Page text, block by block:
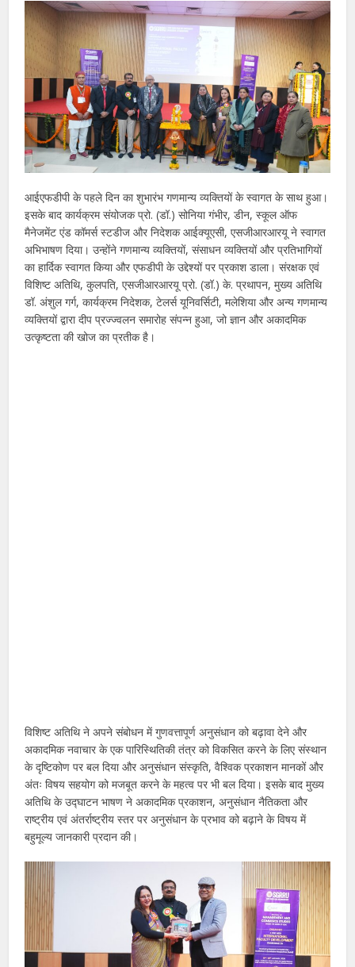
आईएफडीपी के पहले दिन का शुभारंभ गणमान्य व्यक्तियों के स्वागत के साथ हुआ।
इसके बाद कार्यक्रम संयोजक प्रो. (डॉ.) सोनिया गंभीर, डीन, स्कूल ऑफ
मैनेजमेंट एंड कॉमर्स स्टडीज और निदेशक आईक्यूएसी, एसजीआरआरयू ने स्वागत
अभिभाषण दिया। उन्होंने गणमान्य व्यक्तियों, संसाधन व्यक्तियों और प्रतिभागियों
का हार्दिक स्वागत किया और एफडीपी के उद्देश्यों पर प्रकाश डाला। संरक्षक एवं
विशिष्ट अतिथि, कुलपति, एसजीआरआरयू प्रो. (डॉ.) के. प्रथापन, मुख्य अतिथि
डॉ. अंशुल गर्ग, कार्यक्रम निदेशक, टेलर्स यूनिवर्सिटी, मलेशिया और अन्य गणमान्य
व्यक्तियों द्वारा दीप प्रज्ज्वलन समारोह संपन्न हुआ, जो ज्ञान और अकादमिक
उत्कृष्टता की खोज का प्रतीक है।
विशिष्ट अतिथि ने अपने संबोधन में गुणवत्तापूर्ण अनुसंधान को बढ़ावा देने और
अकादमिक नवाचार के एक पारिस्थितिकी तंत्र को विकसित करने के लिए संस्थान
के दृष्टिकोण पर बल दिया और अनुसंधान संस्कृति, वैश्विक प्रकाशन मानकों और
अंतः विषय सहयोग को मजबूत करने के महत्व पर भी बल दिया। इसके बाद मुख्य
अतिथि के उद्घाटन भाषण ने अकादमिक प्रकाशन, अनुसंधान नैतिकता और
राष्ट्रीय एवं अंतर्राष्ट्रीय स्तर पर अनुसंधान के प्रभाव को बढ़ाने के विषय में
बहुमूल्य जानकारी प्रदान की।